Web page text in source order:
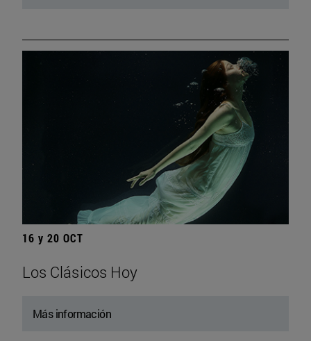
16 y 20 OCT
Los Clásicos Hoy
Más información